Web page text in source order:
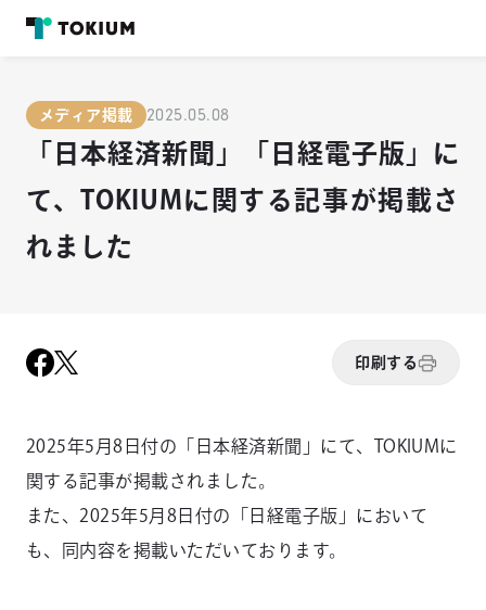
メディア掲載 2025.05.08
「日本経済新聞」「日経電子版」に
て、TOKIUMに関する記事が掲載さ
れました
印刷する
2025年5月8日付の「日本経済新聞」にて、TOKIUMに
関する記事が掲載されました。
また、2025年5月8日付の「日経電子版」において
も、同内容を掲載いただいております。